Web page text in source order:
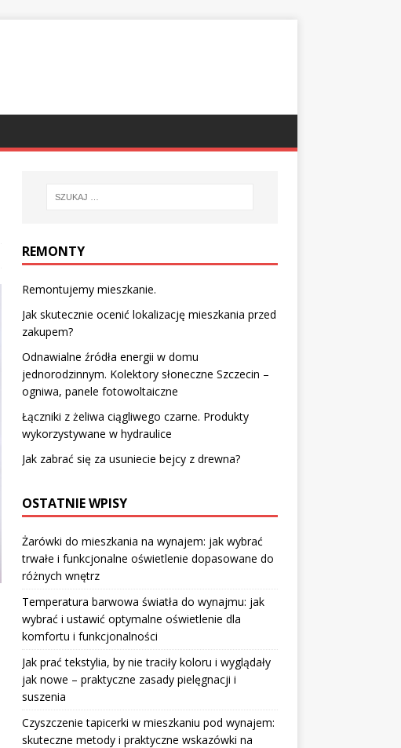
REMONTY
Remontujemy mieszkanie.
Jak skutecznie ocenić lokalizację mieszkania przed
zakupem?
Odnawialne źródła energii w domu
jednorodzinnym. Kolektory słoneczne Szczecin –
ogniwa, panele fotowoltaiczne
Łączniki z żeliwa ciągliwego czarne. Produkty
wykorzystywane w hydraulice
Jak zabrać się za usuniecie bejcy z drewna?
OSTATNIE WPISY
Żarówki do mieszkania na wynajem: jak wybrać
trwałe i funkcjonalne oświetlenie dopasowane do
różnych wnętrz
Temperatura barwowa światła do wynajmu: jak
wybrać i ustawić optymalne oświetlenie dla
komfortu i funkcjonalności
Jak prać tekstylia, by nie traciły koloru i wyglądały
jak nowe – praktyczne zasady pielęgnacji i
suszenia
Czyszczenie tapicerki w mieszkaniu pod wynajem:
skuteczne metody i praktyczne wskazówki na